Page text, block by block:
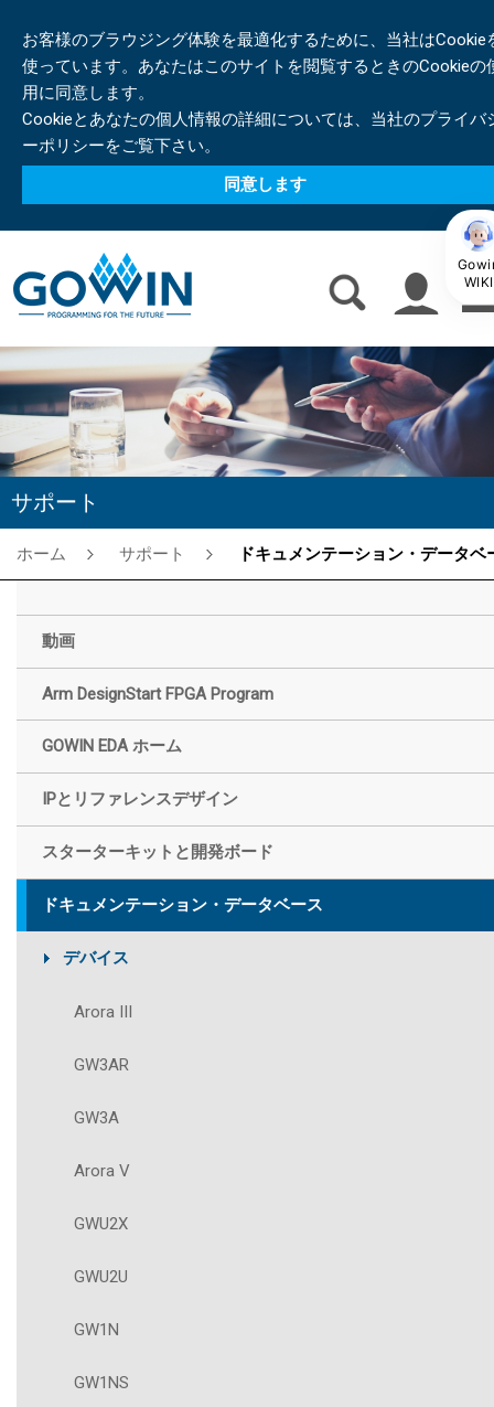
お客様のブラウジング体験を最適化するために、当社はCookie
使っています。あなたはこのサイトを閲覧するときのCookieの
用に同意します。
Cookieとあなたの個人情報の詳細については、当社のプライバ
ーポリシーをご覧下さい。
同意します
サポート
ホーム サポート ドキュメンテーション・データベー
動画
Arm DesignStart FPGA Program
GOWIN EDA ホーム
IPとリファレンスデザイン
スターターキットと開発ボード
ドキュメンテーション・データベース
デバイス
Arora III
GW3AR
GW3A
Arora V
GWU2X
GWU2U
GW1N
GW1NS
WIKI